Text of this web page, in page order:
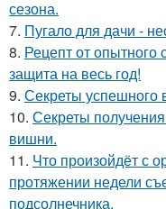
сезона.
7. Пугало для дачи -
8. Рецепт от опытного
защита на весь год!
9. Секреты успешного
10. Секреты
вишни.
11. Что произойдёт с
протяжении недели
подсолнечника.